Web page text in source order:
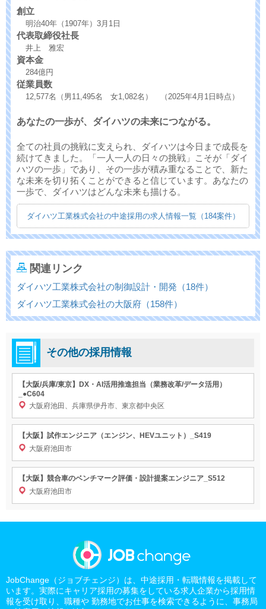
創立
明治40年（1907年）3月1日
代表取締役社長
井上 雅宏
資本金
284億円
従業員数
12,577名（男11,495名 女1,082名） （2025年4月1日時点）
あなたの一歩が、ダイハツの未来につながる。
全ての社員の挑戦に支えられ、ダイハツは今日まで成長を
続けてきました。「一人一人の日々の挑戦」こそが「ダイ
ハツの一歩」であり、その一歩が積み重なることで、新た
な未来を切り拓くことができると信じています。あなたの
一歩で、ダイハツはどんな未来も描ける。
ダイハツ工業株式会社の中途採用の求人情報一覧（184案件）
関連リンク
ダイハツ工業株式会社の制御設計・開発（18件）
ダイハツ工業株式会社の大阪府（158件）
その他の採用情報
【大阪/兵庫/東京】DX・AI活用推進担当（業務改革/データ活用）
_●C604
大阪府池田、兵庫県伊丹市、東京都中央区
【大阪】試作エンジニア（エンジン、HEVユニット）_S419
大阪府池田市
【大阪】競合車のベンチマーク評価・設計提案エンジニア_S512
大阪府池田市
JobChange（ジョブチェンジ）は、中途採用・転職情報を掲載して
います。実際にキャリア採用の募集をしている求人企業から採用情
報を受け取り、職種や 勤務地でお仕事を検索できるように、事務局